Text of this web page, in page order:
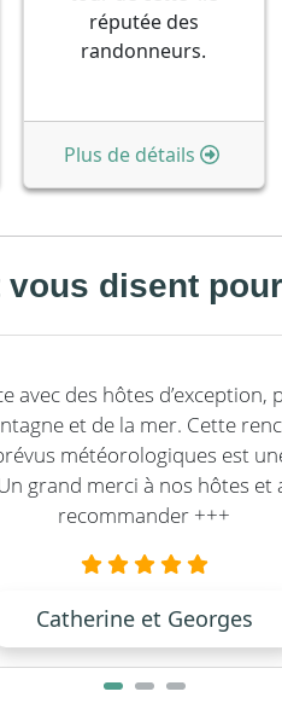
réputée des
randonneurs.
Plus de détails
disent
avec des hôtes d’exception,
et de la mer. Cette
météorologiques est
grand merci à nos hôtes et
recommander +++
Catherine et Georges